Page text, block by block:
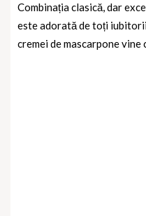
Combinația clasică, dar
este adorată de toți
cremei de mascarpone vine